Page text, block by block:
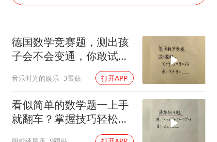
24小时不关空调 电费会更低吗
奋进开新局 实干挑大梁
德国数学竞赛题，测出孩
子会不会变通，你敢试
音乐时光的娱乐 3跟贴 打开APP
看似简单的数学题一上手
就翻车？掌握技巧轻松避